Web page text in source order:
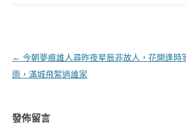
文章導覽
← 今朝夢痕誰人尋昨夜星辰非故人，花開逢時
雨，滿城飛絮過誰家
發佈留言